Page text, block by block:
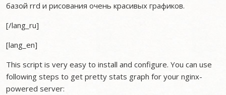
базой rrd и рисования очень красивых графиков.
[/lang_ru]
[lang_en]
This script is very easy to install and configure. You can use
following steps to get pretty stats graph for your nginx-
powered server: